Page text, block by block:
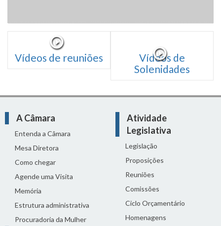
Vídeos de reuniões
Vídeos de
Solenidades
A Câmara
Entenda a Câmara
Mesa Diretora
Como chegar
Agende uma Visita
Memória
Estrutura administrativa
Procuradoria da Mulher
Atividade
Legislativa
Legislação
Proposições
Reuniões
Comissões
Ciclo Orçamentário
Homenagens